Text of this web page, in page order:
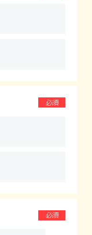
必須
必須